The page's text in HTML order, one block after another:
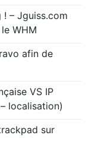
– Jguiss.com
WHM
afin de
VS IP
localisation)
sur